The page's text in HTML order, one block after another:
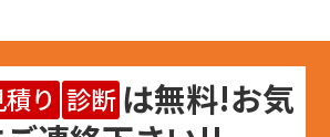
り 診断 は無料!お気